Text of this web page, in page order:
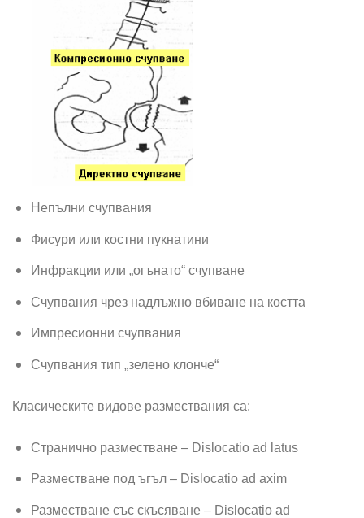
Непълни счупвания
Фисури или костни пукнатини
Инфракции или „огънато“ счупване
Счупвания чрез надлъжно вбиване на костта
Импресионни счупвания
Счупвания тип „зелено клонче“
Класическите видове размествания са:
Странично разместване – Dislocatio ad latus
Разместване под ъгъл – Dislocatio ad ахim
Разместване cъс скъсяване – Dislocatio ad